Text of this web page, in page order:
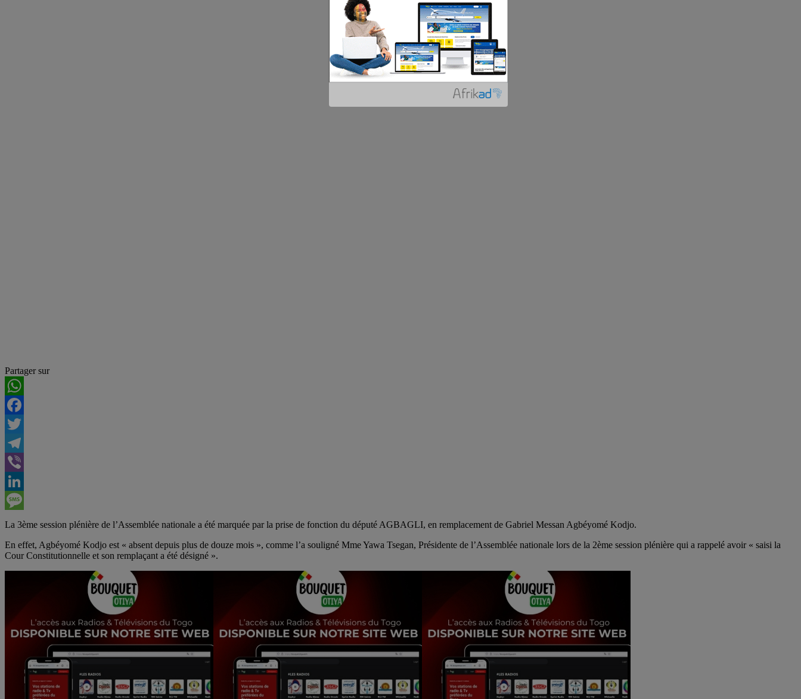
Partager sur
WhatsApp
Facebook
Twitter
Telegram
Viber
LinkedIn
Message
La 3ème session plénière de l’Assemblée nationale a été marquée par la prise de fonction du député AGBAGLI, en remplacement de Gabriel Messan Agbéyomé Kodjo.
En effet, Agbéyomé Kodjo est « absent depuis plus de douze mois », comme l’a souligné Mme Yawa Tsegan, Présidente de l’Assemblée nationale lors de la 2ème session plénière qui a rappelé avoir « saisi la
Cour Constitutionnelle et son remplaçant a été désigné ».